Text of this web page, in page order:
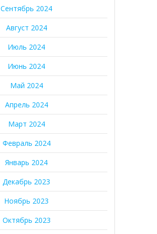
Сентябрь 2024
Август 2024
Июль 2024
Июнь 2024
Май 2024
Апрель 2024
Март 2024
Февраль 2024
Январь 2024
Декабрь 2023
Ноябрь 2023
Октябрь 2023